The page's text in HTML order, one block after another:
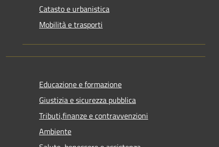
Catasto e urbanistica
Mobilità e trasporti
Educazione e formazione
Giustizia e sicurezza pubblica
Tributi,finanze e contravvenzioni
Ambiente